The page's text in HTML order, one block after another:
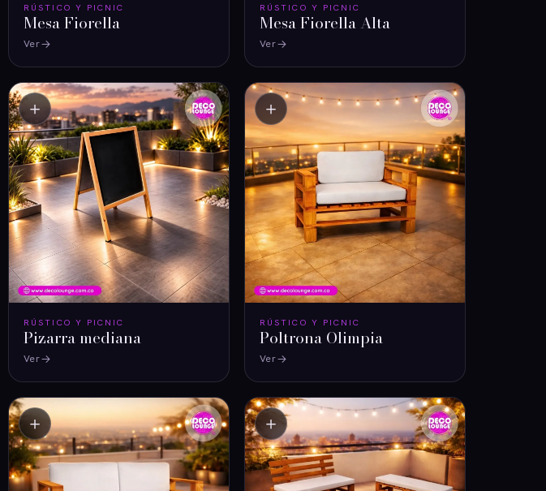
RÚSTICO Y PICNIC
Mesa Fiorella
Ver
RÚSTICO Y PICNIC
Mesa Fiorella Alta
Ver
RÚSTICO Y PICNIC
Pizarra mediana
Ver
＋
RÚSTICO Y PICNIC
Poltrona Olimpia
Ver
＋
＋ ＋